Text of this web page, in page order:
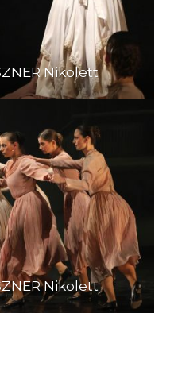
Nikolett
Nikolett